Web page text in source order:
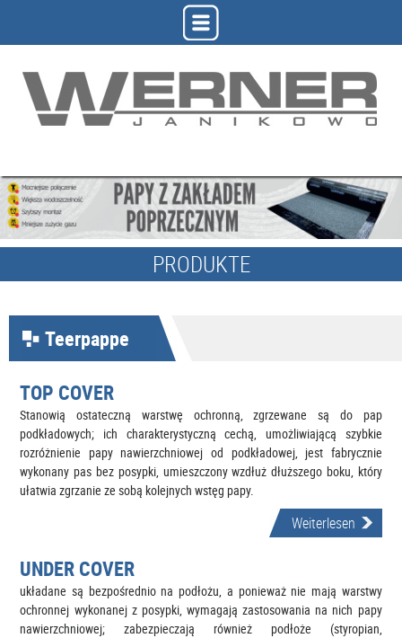
PRODUKTE
Teerpappe
TOP COVER
Stanowią ostateczną warstwę ochronną, zgrzewane są do pap
podkładowych; ich charakterystyczną cechą, umożliwiającą szybkie
rozróżnienie papy nawierzchniowej od podkładowej, jest fabrycznie
wykonany pas bez posypki, umieszczony wzdłuż dłuższego boku, który
ułatwia zgrzanie ze sobą kolejnych wstęg papy.
Weiterlesen
UNDER COVER
układane są bezpośrednio na podłożu, a ponieważ nie mają warstwy
ochronnej wykonanej z posypki, wymagają zastosowania na nich papy
nawierzchniowej; zabezpieczają również podłoże (styropian,